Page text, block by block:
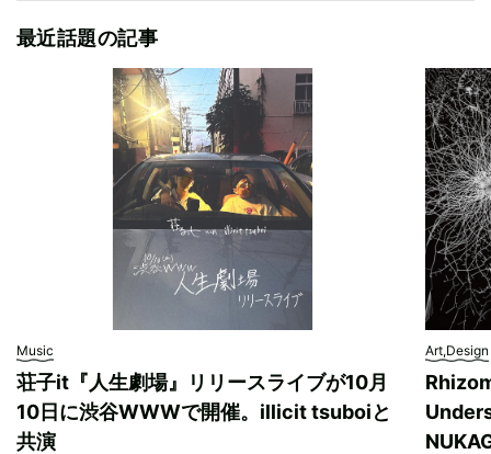
最近話題の記事
Music
荘子it『人生劇場』リリースライブが10月
10日に渋谷WWWで開催。illicit tsuboiと
共演
Art,Design